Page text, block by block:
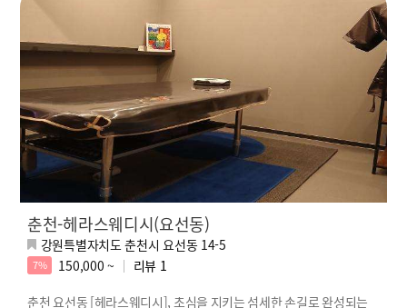
춘천-헤라스웨디시(요선동)
강원특별자치도 춘천시 요선동 14-5
7% 150,000 ~ 리뷰 1
춘천 요선동 [헤라스웨디시], 초심을 지키는 섬세한 손길로 완성되는